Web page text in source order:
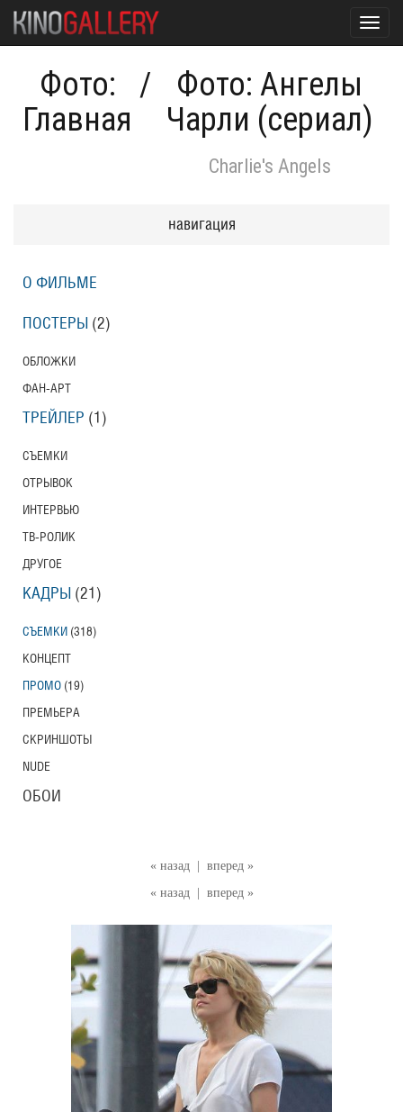
Фото:
Главная
/
Фото: Ангелы
Чарли (сериал)
Charlie's Angels
« назад
вперед »
« назад
вперед »
навигация
О ФИЛЬМЕ
ПОСТЕРЫ (2)
ОБЛОЖКИ
ФАН-АРТ
ТРЕЙЛЕР (1)
СЪЕМКИ
ОТРЫВОК
ИНТЕРВЬЮ
ТВ-РОЛИК
ДРУГОЕ
КАДРЫ (21)
СЪЕМКИ (318)
КОНЦЕПТ
ПРОМО (19)
ПРЕМЬЕРА
СКРИНШОТЫ
NUDE
ОБОИ